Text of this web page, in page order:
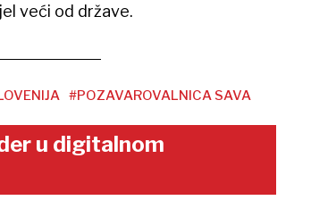
veći od države.
#POZAVAROVALNICA SAVA
u digitalnom